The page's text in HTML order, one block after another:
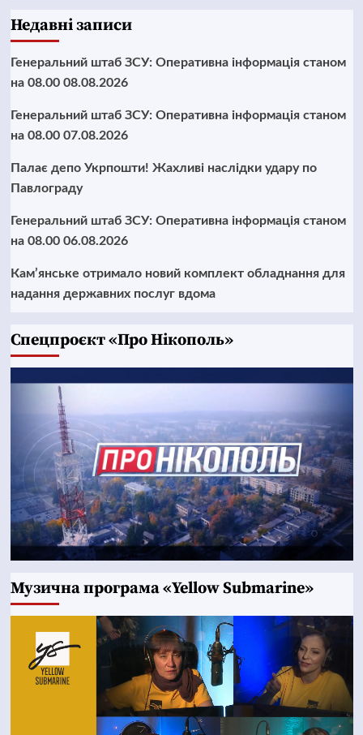
Недавні записи
Генеральний штаб ЗСУ: Оперативна інформація станом
на 08.00 08.08.2026
Генеральний штаб ЗСУ: Оперативна інформація станом
на 08.00 07.08.2026
Палає депо Укрпошти! Жахливі наслідки удару по
Павлограду
Генеральний штаб ЗСУ: Оперативна інформація станом
на 08.00 06.08.2026
Кам’янське отримало новий комплект обладнання для
надання державних послуг вдома
Cпецпроєкт «Про Нікополь»
Музична програма «Yellow Submarine»